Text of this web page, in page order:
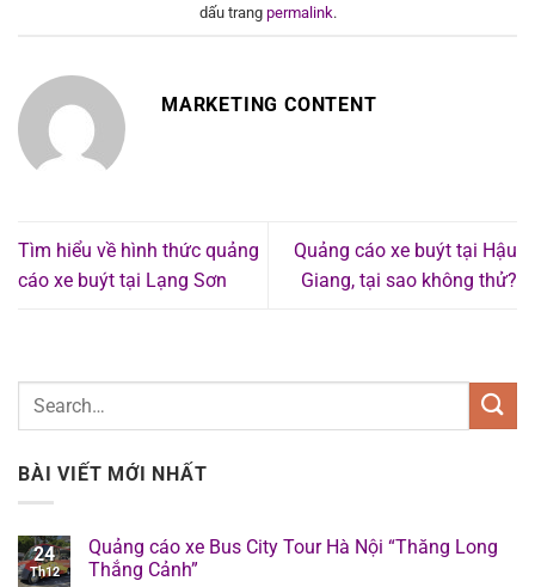
dấu trang permalink.
MARKETING CONTENT
Tìm hiểu về hình thức quảng
cáo xe buýt tại Lạng Sơn
Quảng cáo xe buýt tại Hậu
Giang, tại sao không thử?
BÀI VIẾT MỚI NHẤT
24
Th12
Quảng cáo xe Bus City Tour Hà Nội “Thăng Long
Thắng Cảnh”